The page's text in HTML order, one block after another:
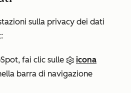
sulla privacy dei dati
fai clic sulle
icona
barra di navigazione